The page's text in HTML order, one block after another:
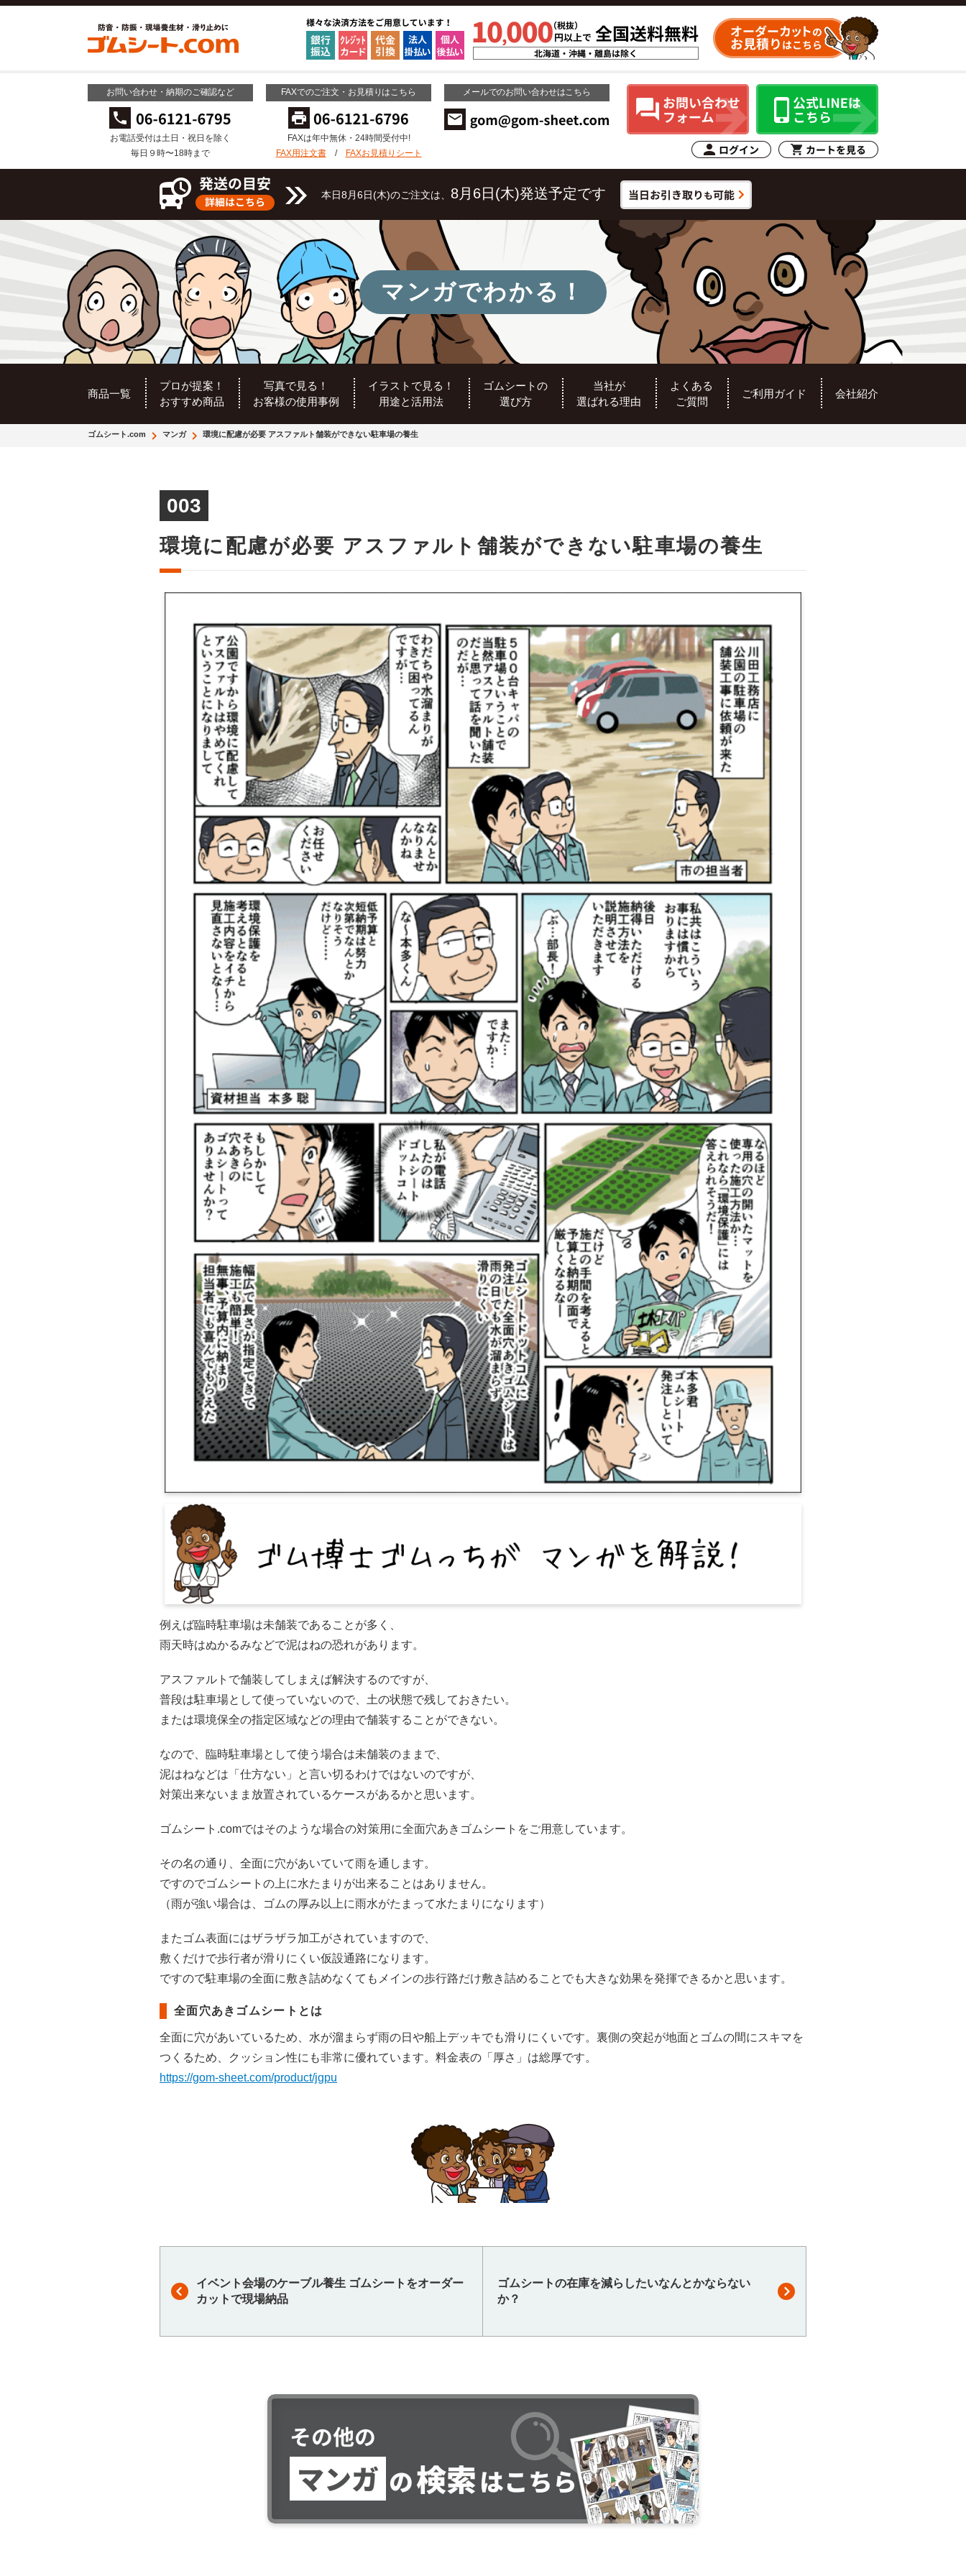
お問い合わせ・納期のご確認など
お電話受付は土日・祝日を除く
毎日９時〜18時まで
FAXでのご注文・お見積りはこちら
FAXは年中無休・24時間受付中!
FAX用注文書/ FAXお見積りシート
メールでのお問い合わせはこちら
本日8月6日(木)のご注文は、 8月6日(木)発送予定です
マンガでわかる！
商品一覧
プロが提案！
おすすめ商品
写真で見る！
お客様の使用事例
イラストで見る！
用途と活用法
ゴムシートの
選び方
当社が
選ばれる理由
よくある
ご質問
ご利用ガイド 会社紹介
ゴムシート.com マンガ 環境に配慮が必要 アスファルト舗装ができない駐車場の養生
003
環境に配慮が必要 アスファルト舗装ができない駐車場の養生
例えば臨時駐車場は未舗装であることが多く、
雨天時はぬかるみなどで泥はねの恐れがあります。
アスファルトで舗装してしまえば解決するのですが、
普段は駐車場として使っていないので、土の状態で残しておきたい。
または環境保全の指定区域などの理由で舗装することができない。
なので、臨時駐車場として使う場合は未舗装のままで、
泥はねなどは「仕方ない」と言い切るわけではないのですが、
対策出来ないまま放置されているケースがあるかと思います。
ゴムシート.comではそのような場合の対策用に全面穴あきゴムシートをご用意しています。
その名の通り、全面に穴があいていて雨を通します。
ですのでゴムシートの上に水たまりが出来ることはありません。
（雨が強い場合は、ゴムの厚み以上に雨水がたまって水たまりになります）
またゴム表面にはザラザラ加工がされていますので、
敷くだけで歩行者が滑りにくい仮設通路になります。
ですので駐車場の全面に敷き詰めなくてもメインの歩行路だけ敷き詰めることでも大きな効果を発揮できるかと思います。
全面穴あきゴムシートとは
全面に穴があいているため、水が溜まらず雨の日や船上デッキでも滑りにくいです。裏側の突起が地面とゴムの間にスキマを
つくるため、クッション性にも非常に優れています。料金表の「厚さ」は総厚です。
https://gom-sheet.com/product/jgpu
イベント会場のケーブル養生 ゴムシートをオーダー
カットで現場納品
ゴムシートの在庫を減らしたいなんとかならない
か？